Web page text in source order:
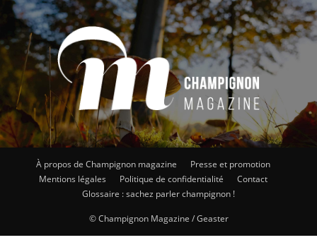
À propos de Champignon magazine
Presse et promotion
Mentions légales
Politique de confidentialité
Contact
Glossaire : sachez parler champignon !
© Champignon Magazine / Geaster